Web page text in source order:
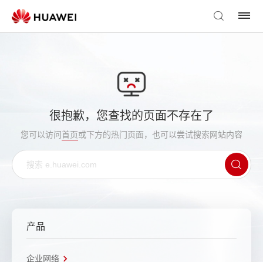
很抱歉，您查找的页面不存在了
您可以访问首页或下方的热门页面，也可以尝试搜索网站内容
产品
企业网络